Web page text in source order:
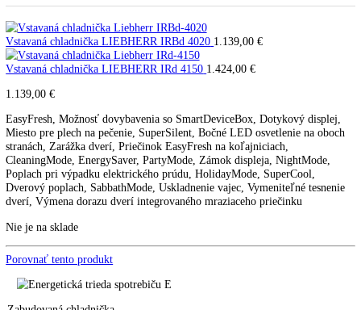
Vstavaná chladnička
LIEBHERR IRSe 4101
IRSe 4101
Vstavaná chladnička LIEBHERR IRBd 4020
Vstavaná chladnička LIEBHERR IRd 4150
1.139,00€